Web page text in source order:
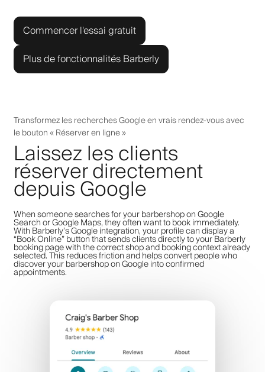
Commencer l'essai gratuit
Plus de fonctionnalités Barberly
Transformez les recherches Google en vrais rendez-vous avec
le bouton « Réserver en ligne »
Laissez les clients
réserver directement
depuis Google
When someone searches for your barbershop on Google
Search or Google Maps, they often want to book immediately.
With Barberly’s Google integration, your profile can display a
“Book Online” button that sends clients directly to your Barberly
booking page with the correct shop and booking context already
selected. This reduces friction and helps convert people who
discover your barbershop on Google into confirmed
appointments.